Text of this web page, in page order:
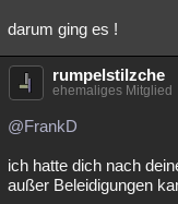
darum ging es !
rumpelstilzche
ehemaliges Mitglied
@FrankD
ich hatte dich nach
außer Beleidigungen